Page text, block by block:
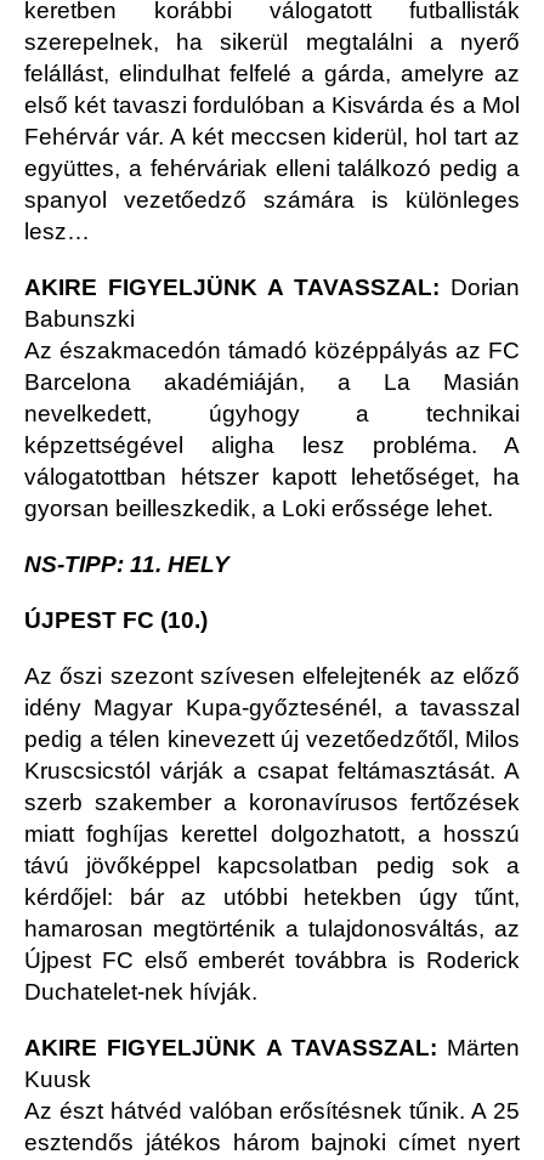
keretben korábbi válogatott futballisták
szerepelnek, ha sikerül megtalálni a nyerő
felállást, elindulhat felfelé a gárda, amelyre az
első két tavaszi fordulóban a Kisvárda és a Mol
Fehérvár vár. A két meccsen kiderül, hol tart az
együttes, a fehérváriak elleni találkozó pedig a
spanyol vezetőedző számára is különleges
lesz…
AKIRE FIGYELJÜNK A TAVASSZAL: Dorian
Babunszki
Az északmacedón támadó középpályás az FC
Barcelona akadémiáján, a La Masián
nevelkedett, úgyhogy a technikai
képzettségével aligha lesz probléma. A
válogatottban hétszer kapott lehetőséget, ha
gyorsan beilleszkedik, a Loki erőssége lehet.
NS-TIPP: 11. HELY
ÚJPEST FC (10.)
Az őszi szezont szívesen elfelejtenék az előző
idény Magyar Kupa-győztesénél, a tavasszal
pedig a télen kinevezett új vezetőedzőtől, Milos
Kruscsicstól várják a csapat feltámasztását. A
szerb szakember a koronavírusos fertőzések
miatt foghíjas kerettel dolgozhatott, a hosszú
távú jövőképpel kapcsolatban pedig sok a
kérdőjel: bár az utóbbi hetekben úgy tűnt,
hamarosan megtörténik a tulajdonosváltás, az
Újpest FC első emberét továbbra is Roderick
Duchatelet-nek hívják.
AKIRE FIGYELJÜNK A TAVASSZAL: Märten
Kuusk
Az észt hátvéd valóban erősítésnek tűnik. A 25
esztendős játékos három bajnoki címet nyert